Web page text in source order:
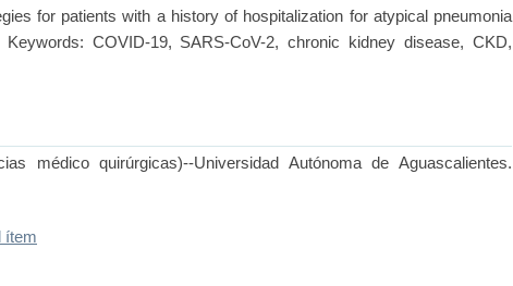
for patients with a history of hospitalization for atypical pneumonia
COVID-19, SARS-CoV-2, chronic kidney disease, CKD,
médico quirúrgicas)--Universidad Autónoma de Aguascalientes.
ítem